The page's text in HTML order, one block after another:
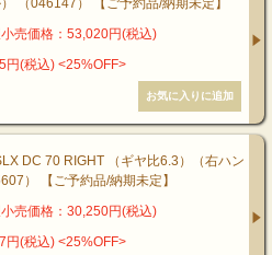
） （046147） 【ご予約品/納期未定】
売価格：53,020円(税込)
円(税込) <25%OFF>
DC 70 RIGHT （ギヤ比6.3）（右ハン
） 【ご予約品/納期未定】
売価格：30,250円(税込)
円(税込) <25%OFF>